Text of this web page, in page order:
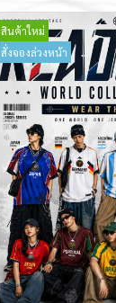
สินค้าใหม่
สั่งจองล่วงหน้า